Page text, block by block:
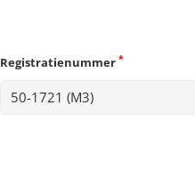
Registratienummer *